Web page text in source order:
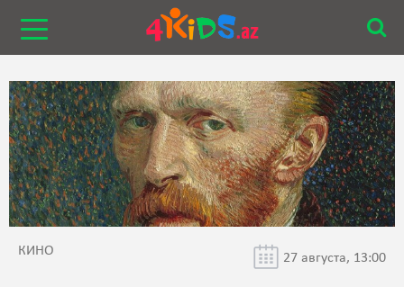
КИНО 27 августа, 13:00